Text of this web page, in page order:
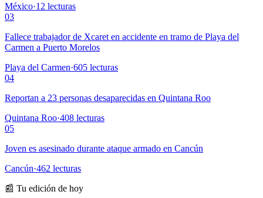
México·12 lecturas
03
Fallece trabajador de Xcaret en accidente en tramo de Playa del
Carmen a Puerto Morelos
Playa del Carmen·605 lecturas
04
Reportan a 23 personas desaparecidas en Quintana Roo
Quintana Roo·408 lecturas
05
Joven es asesinado durante ataque armado en Cancún
Cancún·462 lecturas
📰 Tu edición de hoy